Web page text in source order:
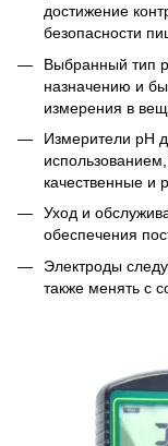
достижение
безопасности
Выбранный тип
назначению и
измерения в
Измерители рН
качественные и
Уход и
обеспечения
Электроды
также менять с